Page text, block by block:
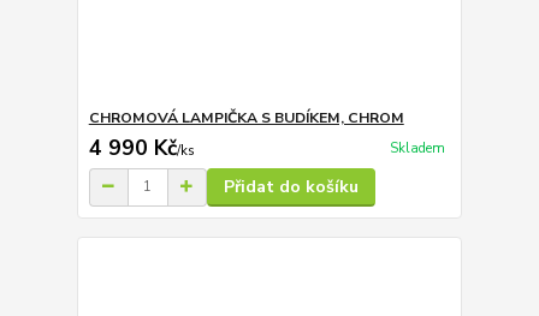
CHROMOVÁ LAMPIČKA S BUDÍKEM, CHROM
4 990 Kč/ks Skladem
Přidat do košíku